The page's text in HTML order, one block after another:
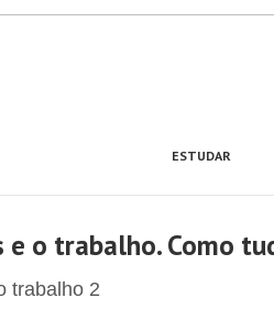
ESTUDAR
e o trabalho. Como